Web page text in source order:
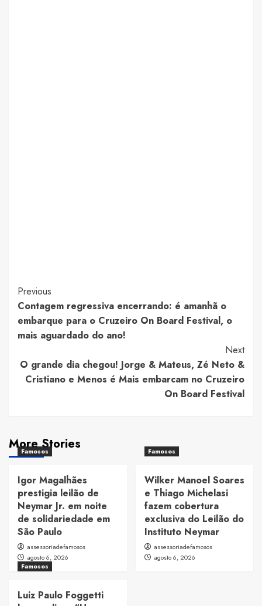
Post
Navigation
Previous
Contagem regressiva encerrando: é amanhã o
embarque para o Cruzeiro On Board Festival, o
mais aguardado do ano!
Next
O grande dia chegou! Jorge & Mateus, Zé Neto &
Cristiano e Menos é Mais embarcam no Cruzeiro
On Board Festival
More Stories
Famosos
Igor Magalhães
prestigia leilão de
Neymar Jr. em noite
de solidariedade em
São Paulo
assessoriadefamosos
agosto 6, 2026
Famosos
Wilker Manoel Soares
e Thiago Michelasi
fazem cobertura
exclusiva do Leilão do
Instituto Neymar
assessoriadefamosos
agosto 6, 2026
Famosos
Luiz Paulo Foggetti